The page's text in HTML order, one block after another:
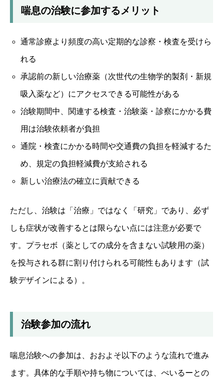
喘息の治験に参加するメリット
通常診療より頻度の高い定期的な診察・検査を受けら
れる
承認前の新しい治療薬（次世代の生物学的製剤・新規
吸入薬など）にアクセスできる可能性がある
治験期間中、関連する検査・治験薬・診察にかかる費
用は治験依頼者が負担
通院・検査にかかる時間や交通費の負担を軽減するた
め、規定の負担軽減費が支給される
新しい治療法の確立に貢献できる
ただし、治験は「治療」ではなく「研究」であり、必ず
しも症状が改善するとは限らない点には注意が必要で
す。プラセボ（薬としての成分を含まない試験用の薬）
を投与される群に割り付けられる可能性もあります（試
験デザインによる）。
治験参加の流れ
喘息治験への参加は、おおよそ以下のような流れで進み
ます。具体的な手順や持ち物については、ぺいるーとの